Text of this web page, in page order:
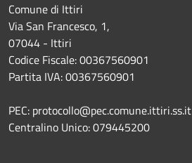
Comune di Ittiri
Via San Francesco, 1,
07044 - Ittiri
Codice Fiscale: 00367560901
Partita IVA: 00367560901
PEC: protocollo@pec.comune.ittiri.ss.it
Centralino Unico: 079445200